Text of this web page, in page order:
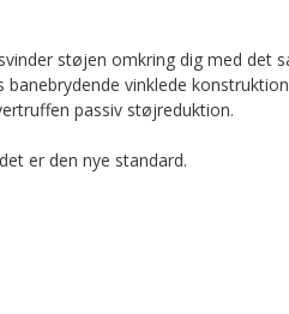
støjen omkring dig med det
vinklede
passiv støjreduktion.
er den nye standard.